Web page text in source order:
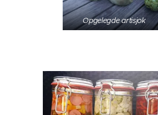
Opgelegde artisjok